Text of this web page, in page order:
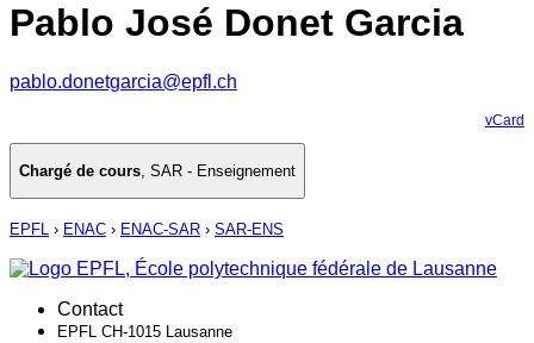
Pablo José Donet Garcia
pablo.donetgarcia@epfl.ch
vCard
Chargé de cours, SAR - Enseignement
EPFL › ENAC › ENAC-SAR › SAR-ENS
Contact
EPFL CH-1015 Lausanne